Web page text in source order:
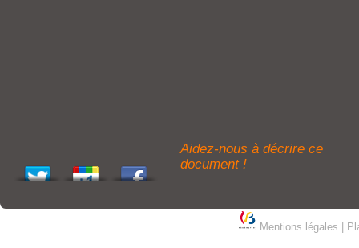
Aidez-nous à décrire ce
document !
Mentions légales